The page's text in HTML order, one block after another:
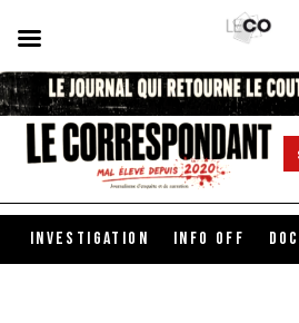
INVESTIGATION INFO OFF